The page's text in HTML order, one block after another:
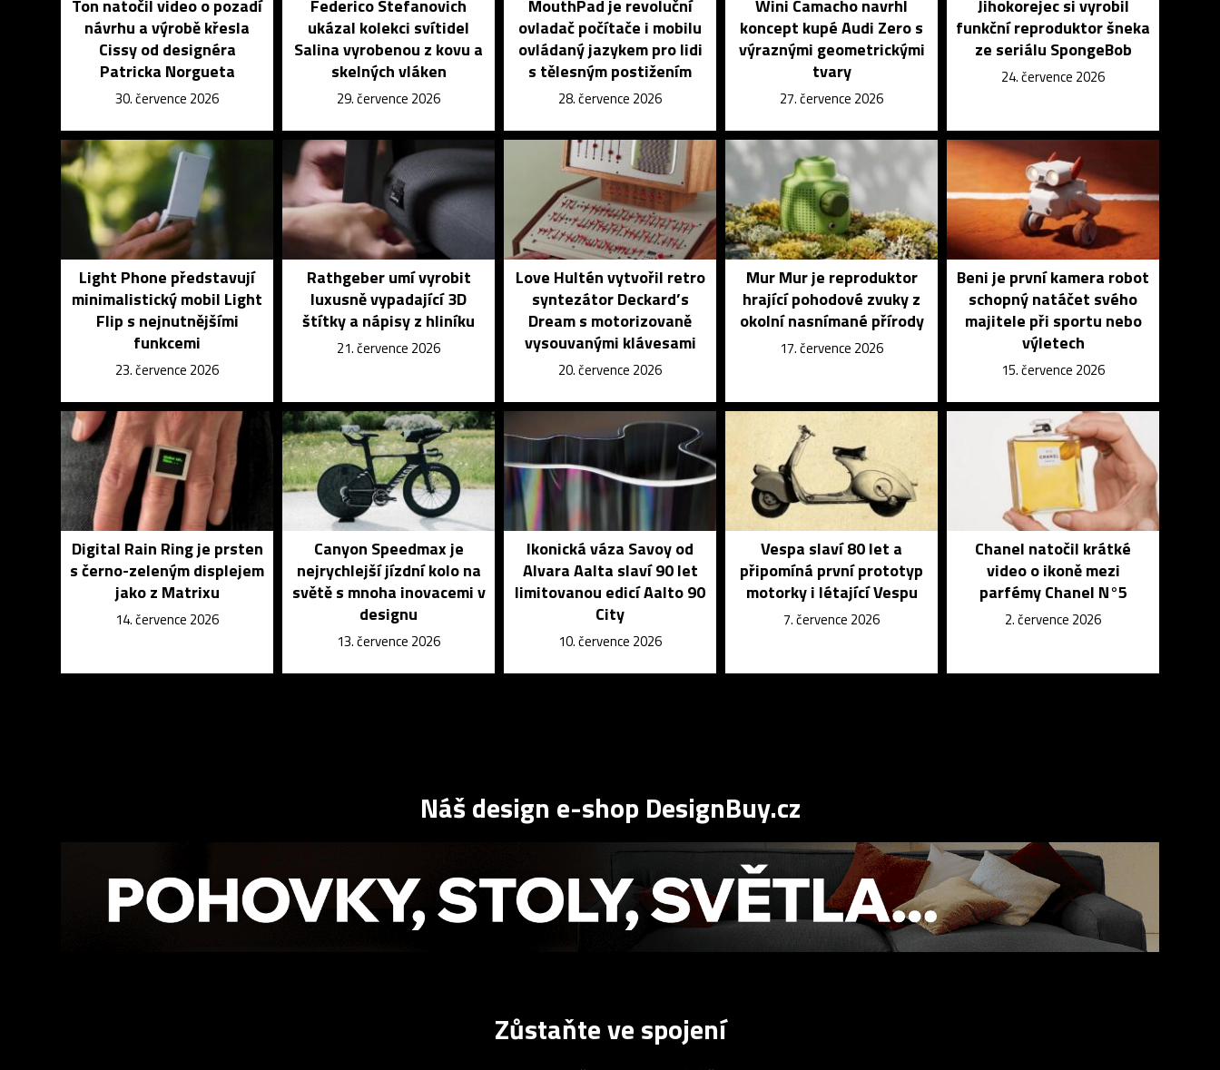
Ton natočil video o pozadí
návrhu a výrobě křesla
Cissy od designéra
Patricka Norgueta
30. července 2026
Federico Stefanovich
ukázal kolekci svítidel
Salina vyrobenou z kovu a
skelných vláken
29. července 2026
MouthPad je revoluční
ovladač počítače i mobilu
ovládaný jazykem pro lidi
s tělesným postižením
28. července 2026
Wini Camacho navrhl
koncept kupé Audi Zero s
výraznými geometrickými
tvary
27. července 2026
Jihokorejec si vyrobil
funkční reproduktor šneka
ze seriálu SpongeBob
24. července 2026
Light Phone představují
minimalistický mobil Light
Flip s nejnutnějšími
funkcemi
23. července 2026
Rathgeber umí vyrobit
luxusně vypadající 3D
štítky a nápisy z hliníku
21. července 2026
Love Hultén vytvořil retro
syntezátor Deckard’s
Dream s motorizovaně
vysouvanými klávesami
20. července 2026
Mur Mur je reproduktor
hrající pohodové zvuky z
okolní nasnímané přírody
17. července 2026
Beni je první kamera robot
schopný natáčet svého
majitele při sportu nebo
výletech
15. července 2026
Digital Rain Ring je prsten
s černo-zeleným displejem
jako z Matrixu
14. července 2026
Canyon Speedmax je
nejrychlejší jízdní kolo na
světě s mnoha inovacemi v
designu
13. července 2026
Ikonická váza Savoy od
Alvara Aalta slaví 90 let
limitovanou edicí Aalto 90
City
10. července 2026
Vespa slaví 80 let a
připomíná první prototyp
motorky i létající Vespu
7. července 2026
Chanel natočil krátké
video o ikoně mezi
parfémy Chanel N°5
2. července 2026
Náš design e-shop DesignBuy.cz
Zůstaňte ve spojení